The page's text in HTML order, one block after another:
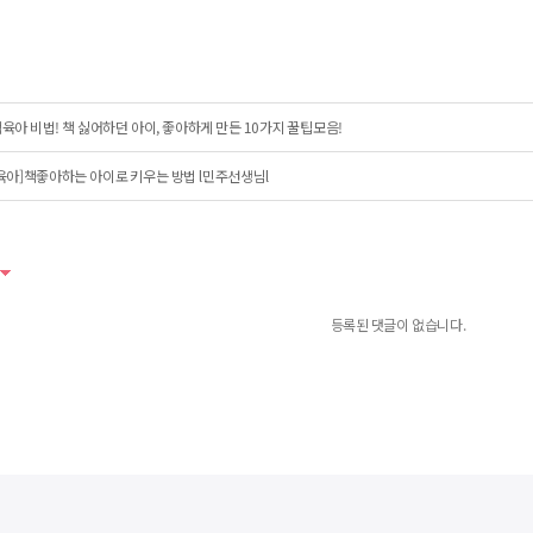
아 비법! 책 싫어하던 아이, 좋아하게 만든 10가지 꿀팁모음!
아]책좋아하는 아이로 키우는 방법 l민주선생님l
등록된 댓글이 없습니다.